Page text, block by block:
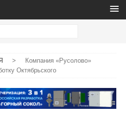
>
Компания «Русолово»
Октябрьского